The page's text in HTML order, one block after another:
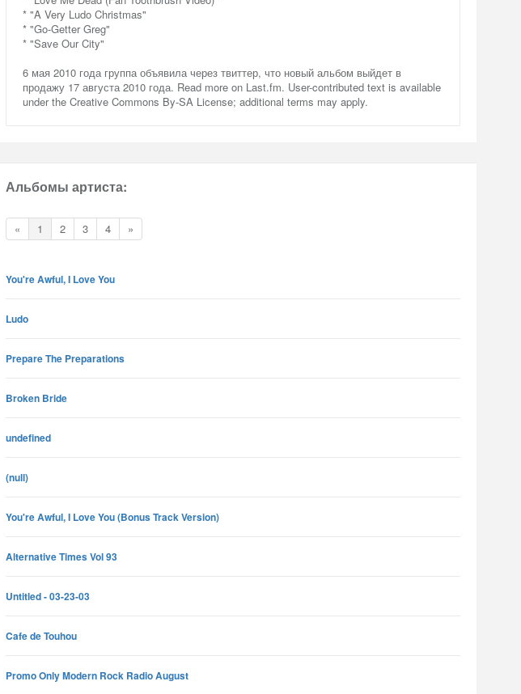
* "A Very Ludo Christmas"
* "Go-Getter Greg"
* "Save Our City"
6 мая 2010 года группа объявила через твиттер, что новый альбом выйдет в
продажу 17 августа 2010 года. Read more on Last.fm. User-contributed text is available
under the Creative Commons By-SA License; additional terms may apply.
Альбомы артиста:
« 1 2 3 4 »
You're Awful, I Love You
Ludo
Prepare The Preparations
Broken Bride
undefined
(null)
You're Awful, I Love You (Bonus Track Version)
Alternative Times Vol 93
Untitled - 03-23-03
Cafe de Touhou
Promo Only Modern Rock Radio August